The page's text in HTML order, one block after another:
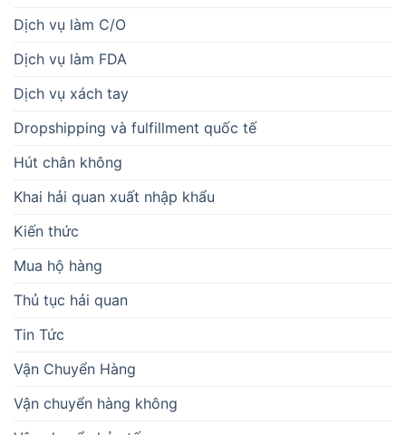
Dịch vụ làm C/O
Dịch vụ làm FDA
Dịch vụ xách tay
Dropshipping và fulfillment quốc tế
Hút chân không
Khai hải quan xuất nhập khẩu
Kiến thức
Mua hộ hàng
Thủ tục hải quan
Tin Tức
Vận Chuyển Hàng
Vận chuyển hàng không